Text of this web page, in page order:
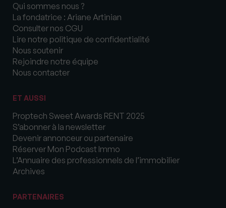
Qui sommes nous ?
La fondatrice : Ariane Artinian
Consulter nos CGU
Lire notre politique de confidentialité
Nous soutenir
Rejoindre notre équipe
Nous contacter
ET AUSSI
Proptech Sweet Awards RENT 2025
S’abonner à la newsletter
Devenir annonceur ou partenaire
Réserver Mon Podcast Immo
L’Annuaire des professionnels de l’immobilier
Archives
PARTENAIRES